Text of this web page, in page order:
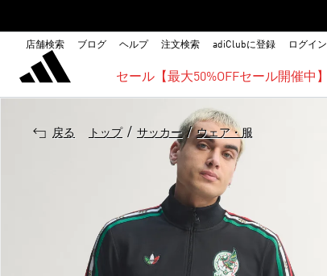
店舗検索 ブログ ヘルプ 注文検索 adiClubに登録 ログイン
セール【最大50%OFFセール開催中】
戻る トップ / サッカー / ウェア・服